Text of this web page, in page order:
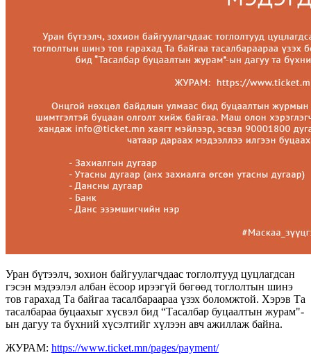
Уран бүтээлч, зохион байгуулагчдаас тоглолтууд цуцлагдсан
гэсэн мэдээлэл албан ёсоор ирээгүй бөгөөд тоглолтын шинэ
тов гарахад Та байгаа тасалбараараа үзэх боломжтой. Хэрэв Та
тасалбараа буцаахыг хүсвэл бид “Тасалбар буцаалтын журам"-
ын дагуу та бүхний хүсэлтийг хүлээн авч ажиллаж байна.
ЖУРАМ: https://www.ticket.mn/pages/payment/